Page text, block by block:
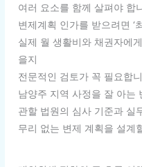
여러 요소를 함께 살펴야 합
변제계획 인가를 받으려면 ‘
실제 월 생활비와 채권자에
을지
전문적인 검토가 꼭 필요합
남양주 지역 사정을 잘 아는
관할 법원의 심사 기준과 실
무리 없는 변제 계획을 설계